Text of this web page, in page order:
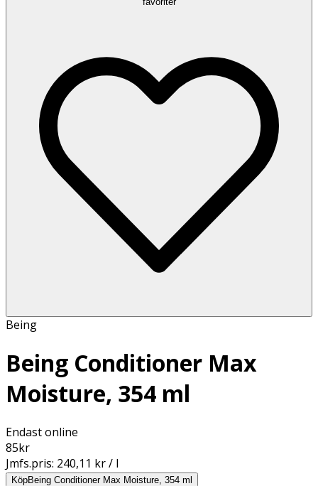
Being
Being Conditioner Max
Moisture, 354 ml
Endast online
85kr
Jmfs.pris: 240,11 kr / l
KöpBeing Conditioner Max Moisture, 354 ml